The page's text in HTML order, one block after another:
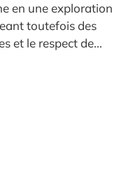
en une exploration
toutefois des
et le respect de...